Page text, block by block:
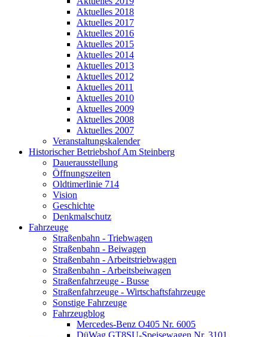
Aktuelles 2018
Aktuelles 2017
Aktuelles 2016
Aktuelles 2015
Aktuelles 2014
Aktuelles 2013
Aktuelles 2012
Aktuelles 2011
Aktuelles 2010
Aktuelles 2009
Aktuelles 2008
Aktuelles 2007
Veranstaltungskalender
Historischer Betriebshof Am Steinberg
Dauerausstellung
Öffnungszeiten
Oldtimerlinie 714
Vision
Geschichte
Denkmalschutz
Fahrzeuge
Straßenbahn - Triebwagen
Straßenbahn - Beiwagen
Straßenbahn - Arbeitstriebwagen
Straßenbahn - Arbeitsbeiwagen
Straßenfahrzeuge - Busse
Straßenfahrzeuge - Wirtschaftsfahrzeuge
Sonstige Fahrzeuge
Fahrzeugblog
Mercedes-Benz O405 Nr. 6005
DüWag GT8SU-Speisewagen Nr. 3101